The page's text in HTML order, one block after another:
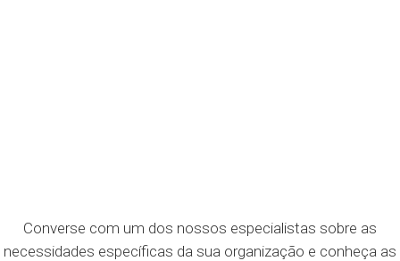
Converse com um dos nossos especialistas sobre as
necessidades específicas da sua organização e conheça as